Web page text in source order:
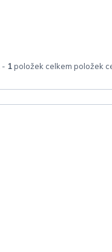
- 1položek celkem